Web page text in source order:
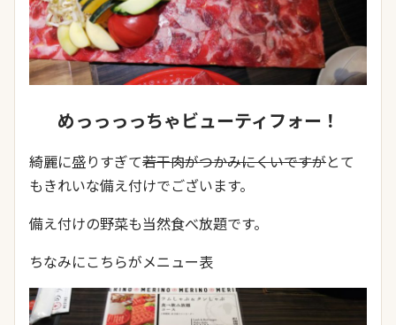
めっっっっちゃビューティフォー！
綺麗に盛りすぎて若干肉がつかみにくいですがとて
もきれいな備え付けでございます。
備え付けの野菜も当然食べ放題です。
ちなみにこちらがメニュー表